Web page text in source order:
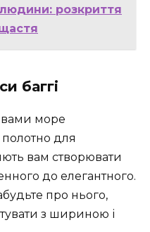
розкриття
баггі
вами море
полотно для
вам створювати
до елегантного.
про нього,
з шириною і